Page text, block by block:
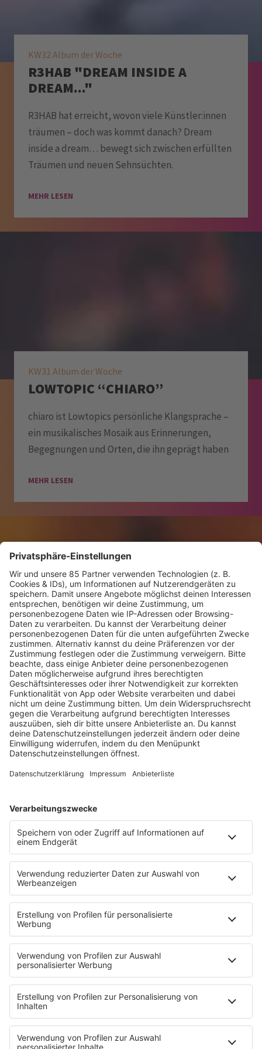
KW32 Album der Woche
R3HAB "DREAM INSIDE A
DREAM..."
R3HAB hat erreicht, wovon viele Künstler:innen
träumen – doch was kommt danach? Dream
inside a dream… bewegt sich zwischen erfüllten
Träumen und neuen Sehnsüchten.
MEHR LESEN
KW31 Album der Woche
LOWTOPIC “CHIARO”
chiaro ist Lowtopics persönliche Klangsprache –
ein musikalisches Mosaik aus Erinnerungen,
Begegnungen und Orten, die ihn geprägt haben
MEHR LESEN
KW30 Album der Woche
SONNY FODERA “CAN WE DO IT
ALL AGAIN?”
Mit seinem sechsten Studioalbum präsentiert
Sonny Fodera ein Meisterwerk aus fünf Jahren
kreativer Arbeit – ein Zeugnis dafür, dass seine
HOME
PROGRAMM
Sendeplan
DJs
Playlist
MUSIC
Streams
Album der Woche
News